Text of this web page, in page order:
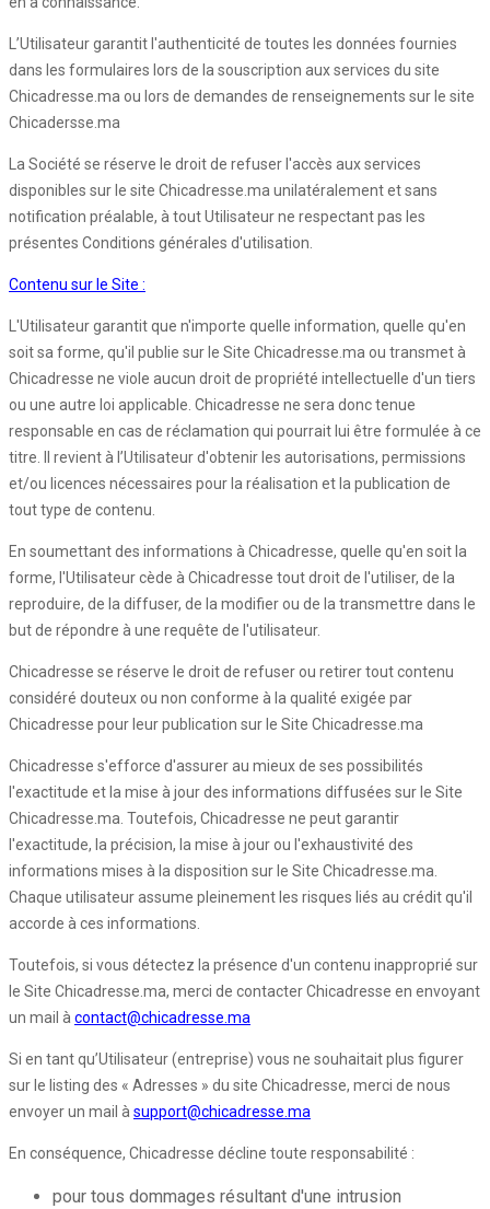
L’Utilisateur garantit l'authenticité de toutes les données fournies
dans les formulaires lors de la souscription aux services du site
Chicadresse.ma ou lors de demandes de renseignements sur le site
Chicadersse.ma
La Société se réserve le droit de refuser l'accès aux services
disponibles sur le site Chicadresse.ma unilatéralement et sans
notification préalable, à tout Utilisateur ne respectant pas les
présentes Conditions générales d'utilisation.
Contenu sur le Site :
L'Utilisateur garantit que n'importe quelle information, quelle qu'en
soit sa forme, qu'il publie sur le Site Chicadresse.ma ou transmet à
Chicadresse ne viole aucun droit de propriété intellectuelle d'un tiers
ou une autre loi applicable. Chicadresse ne sera donc tenue
responsable en cas de réclamation qui pourrait lui être formulée à ce
titre. Il revient à l’Utilisateur d'obtenir les autorisations, permissions
et/ou licences nécessaires pour la réalisation et la publication de
tout type de contenu.
En soumettant des informations à Chicadresse, quelle qu'en soit la
forme, l'Utilisateur cède à Chicadresse tout droit de l'utiliser, de la
reproduire, de la diffuser, de la modifier ou de la transmettre dans le
but de répondre à une requête de l'utilisateur.
Chicadresse se réserve le droit de refuser ou retirer tout contenu
considéré douteux ou non conforme à la qualité exigée par
Chicadresse pour leur publication sur le Site Chicadresse.ma
Chicadresse s'efforce d'assurer au mieux de ses possibilités
l'exactitude et la mise à jour des informations diffusées sur le Site
Chicadresse.ma. Toutefois, Chicadresse ne peut garantir
l'exactitude, la précision, la mise à jour ou l'exhaustivité des
informations mises à la disposition sur le Site Chicadresse.ma.
Chaque utilisateur assume pleinement les risques liés au crédit qu'il
accorde à ces informations.
Toutefois, si vous détectez la présence d'un contenu inapproprié sur
le Site Chicadresse.ma, merci de contacter Chicadresse en envoyant
un mail àcontact@chicadresse.ma
Si en tant qu’Utilisateur (entreprise) vous ne souhaitait plus figurer
sur le listing des « Adresses » du site Chicadresse, merci de nous
envoyer un mail àsupport@chicadresse.ma
En conséquence, Chicadresse décline toute responsabilité :
pour tous dommages résultant d'une intrusion